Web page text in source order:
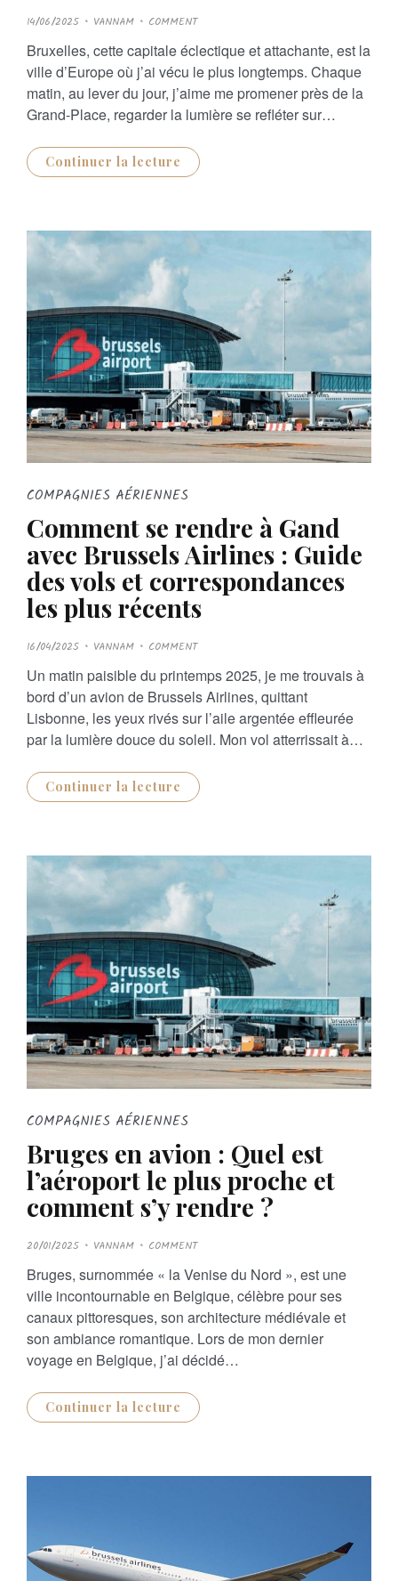
P
O
T
E
D
O
N
14/06/2025 VANNAM COMMENT
Bruxelles, cette capitale éclectique et attachante, est la
ville d’Europe où j’ai vécu le plus longtemps. Chaque
matin, au lever du jour, j’aime me promener près de la
Grand-Place, regarder la lumière se refléter sur…
Continuer la lecture
COMPAGNIES AÉRIENNES
Comment se rendre à Gand
avec Brussels Airlines : Guide
des vols et correspondances
les plus récents
P
O
T
E
D
O
N
16/04/2025 VANNAM COMMENT
Un matin paisible du printemps 2025, je me trouvais à
bord d’un avion de Brussels Airlines, quittant
Lisbonne, les yeux rivés sur l’aile argentée effleurée
par la lumière douce du soleil. Mon vol atterrissait à…
Continuer la lecture
COMPAGNIES AÉRIENNES
Bruges en avion : Quel est
l’aéroport le plus proche et
comment s’y rendre ?
P
O
T
E
D
O
N
20/01/2025 VANNAM COMMENT
Bruges, surnommée « la Venise du Nord », est une
ville incontournable en Belgique, célèbre pour ses
canaux pittoresques, son architecture médiévale et
son ambiance romantique. Lors de mon dernier
voyage en Belgique, j’ai décidé…
Continuer la lecture